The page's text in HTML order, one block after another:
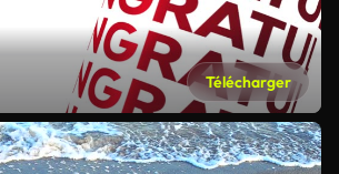
Télécharger